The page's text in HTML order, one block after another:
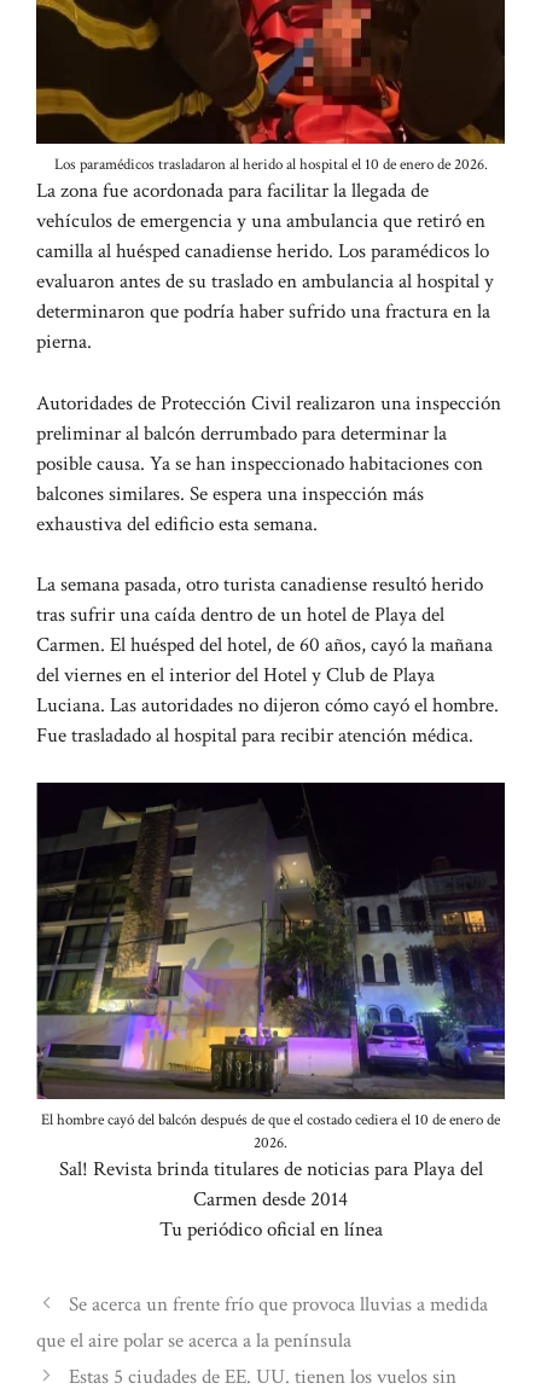
Los paramédicos trasladaron al herido al hospital el 10 de enero de 2026.
La zona fue acordonada para facilitar la llegada de
vehículos de emergencia y una ambulancia que retiró en
camilla al huésped canadiense herido. Los paramédicos lo
evaluaron antes de su traslado en ambulancia al hospital y
determinaron que podría haber sufrido una fractura en la
pierna.
Autoridades de Protección Civil realizaron una inspección
preliminar al balcón derrumbado para determinar la
posible causa. Ya se han inspeccionado habitaciones con
balcones similares. Se espera una inspección más
exhaustiva del edificio esta semana.
La semana pasada, otro turista canadiense resultó herido
tras sufrir una caída dentro de un hotel de Playa del
Carmen. El huésped del hotel, de 60 años, cayó la mañana
del viernes en el interior del Hotel y Club de Playa
Luciana. Las autoridades no dijeron cómo cayó el hombre.
Fue trasladado al hospital para recibir atención médica.
El hombre cayó del balcón después de que el costado cediera el 10 de enero de
2026.
Sal! Revista brinda titulares de noticias para Playa del
Carmen desde 2014
Tu periódico oficial en línea
Se acerca un frente frío que provoca lluvias a medida
que el aire polar se acerca a la península
Estas 5 ciudades de EE. UU. tienen los vuelos sin